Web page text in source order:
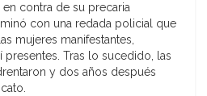
contra de su precaria
con una redada policial que
mujeres manifestantes,
presentes. Tras lo sucedido, las
y dos años después